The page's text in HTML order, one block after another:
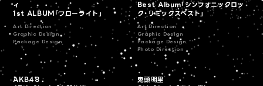
ィ
1st ALBUM「フローライト」
Art Direction
Graphic Design
Package Design
Best Album「シンフォニックロッ
ク・リミックスベスト」
Art Direction
Graphic Design
Package Design
Photo Direction
AKB48
鬼頭明里